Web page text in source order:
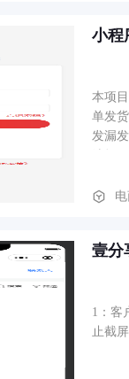
小程
本项
单发
发漏
名）
壹分
1：客
止截